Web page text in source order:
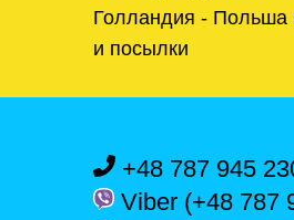
Голландия - Польша
и посылки
+48 787 945
Viber (+48 787